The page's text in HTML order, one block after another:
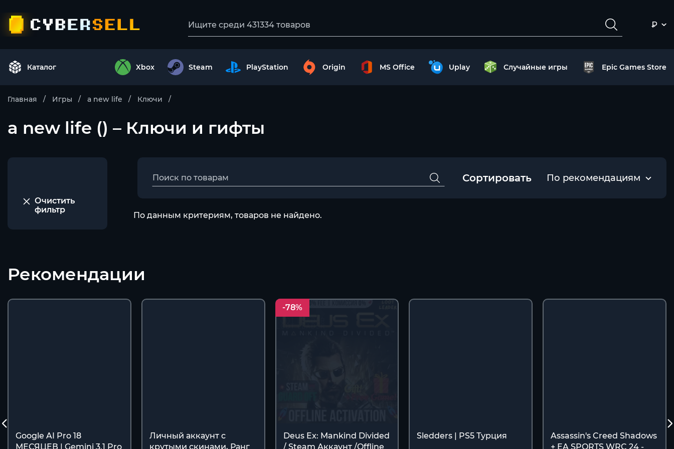
₽
Каталог Xbox Steam PlayStation Origin MS Office Uplay Случайные игры Epic Games Store
Главная Игры a new life Ключи
a new life () – Ключи и гифты
Очистить
фильтр
Сортировать По рекомендациям
По данным критериям, товаров не найдено.
Рекомендации
Google AI Pro 18
МЕСЯЦЕВ | Gemini 3.1 Pro
Личный аккаунт с
крутыми скинами, Ранг
-78%
Deus Ex: Mankind Divided
/ Steam Аккаунт /Offline
Sledders | PS5 Турция
Assassin's Creed Shadows
+ EA SPORTS WRC 24 -